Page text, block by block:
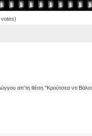
votes)
απ'τη θέση "Κρούτσεα ντι